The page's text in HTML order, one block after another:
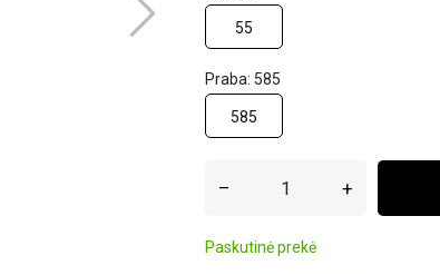
55
Praba: 585
585
– +
Paskutinė prekė